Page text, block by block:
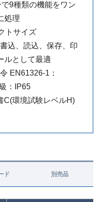
9種類の機能をワン
処理
トサイズ
込、読込、保存、印
ルとして最適
EN61326-1：
：IP65
C(環境試験レベルH)
ド 別売品